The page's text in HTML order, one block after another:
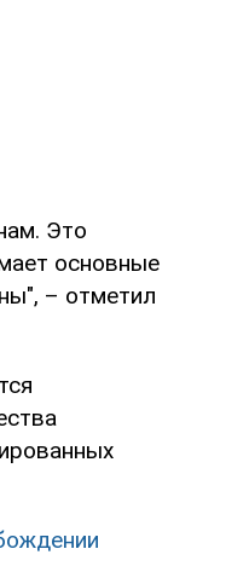
Это
основные
– отметил